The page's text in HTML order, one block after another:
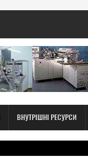
ВНУТРІШНІ РЕСУРСИ